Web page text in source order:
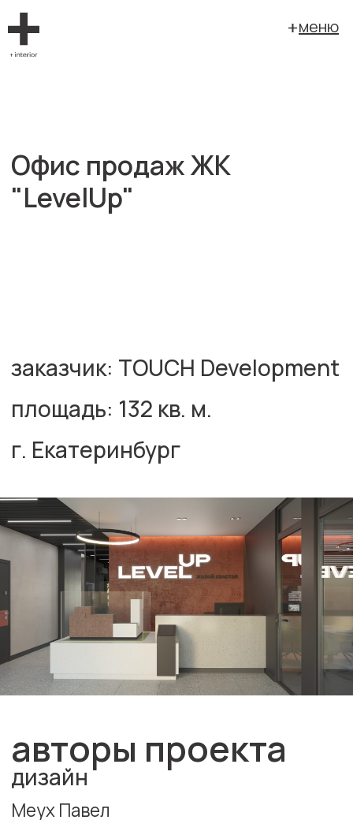
меню
авторы проекта
дизайн
Меух Павел
Торопов Дмитрий
Лигирда Арина
Торопов Дмитрий
Лебедева Татьяна
рабочая документация
Прокопенко
руководитель проекта
Меух Галина